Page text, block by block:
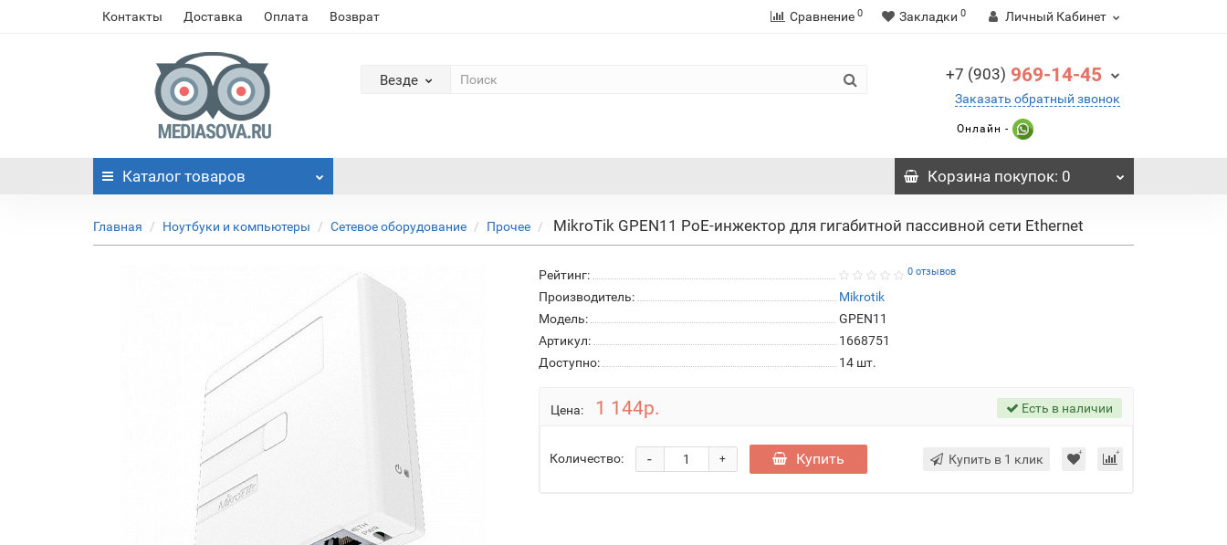
Контакты Доставка Оплата Возврат Сравнение 0 Закладки 0 Личный Кабинет
Везде +7 (903) 969-14-45
Заказать обратный звонок
Онлайн -
Каталог товаров Корзинапокупок: 0
Главная Ноутбуки и компьютеры Сетевое оборудование Прочее MikroTik GPEN11 РоЕ-инжектор для гигабитной пассивной сети Ethernet
Рейтинг: 0 отзывов
Производитель:
Mikrotik
Модель:
GPEN11
Артикул:
1668751
Доступно:
14шт.
Цена: 1 144р. Есть в наличии
Количество: +
- Купить Купить в 1 клик